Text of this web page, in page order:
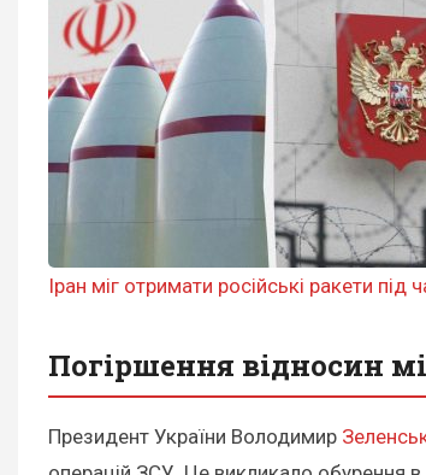
Іран міг отримати російські ракети
Погіршення відносин
Президент України Володимир